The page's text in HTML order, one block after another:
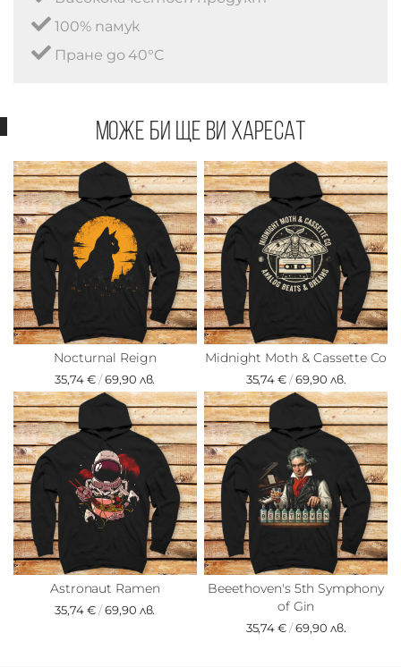
100% памук
Пране до 40°C
Може би ще ви харесат
Nocturnal Reign
35,74 €/69,90 лв.
Midnight Moth & Cassette Co
35,74 €/69,90 лв.
Astronaut Ramen
35,74 €/69,90 лв.
Beeethoven's 5th Symphony
of Gin
35,74 €/69,90 лв.